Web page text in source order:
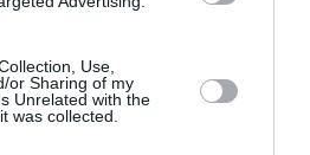
Use,
or Sharing of my
Unrelated with the
was collected.
a conclu
le début de l’année,